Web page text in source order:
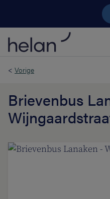
Ga naar
< Vorige
Brievenbus